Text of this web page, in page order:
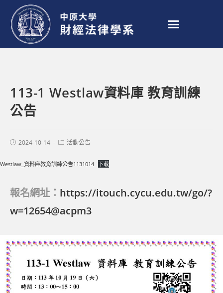
113-1 Westlaw資料庫 教育訓練
公告
2024-10-14 活動公告
Westlaw_資料庫教育訓練公告1131014 下載
報名網址： https://itouch.cycu.edu.tw/go/?
w=12654@acpm3